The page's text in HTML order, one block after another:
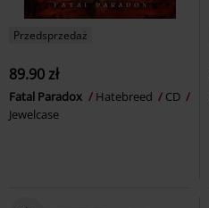
Przedsprzedaż
89.90 zł
Fatal Paradox Hatebreed
CD
Jewelcase